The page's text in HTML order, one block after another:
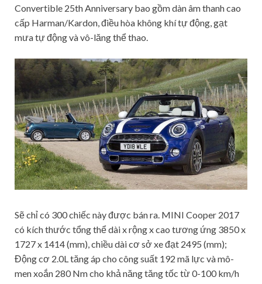
Convertible 25th Anniversary bao gồm dàn âm thanh cao
cấp Harman/Kardon, điều hòa không khí tự động, gạt
mưa tự động và vô-lăng thể thao.
Sẽ chỉ có 300 chiếc này được bán ra. MINI Cooper 2017
có kích thước tổng thể dài x rộng x cao tương ứng 3850 x
1727 x 1414 (mm), chiều dài cơ sở xe đạt 2495 (mm);
Động cơ 2.0L tăng áp cho công suất 192 mã lực và mô-
men xoắn 280 Nm cho khả năng tăng tốc từ 0-100 km/h